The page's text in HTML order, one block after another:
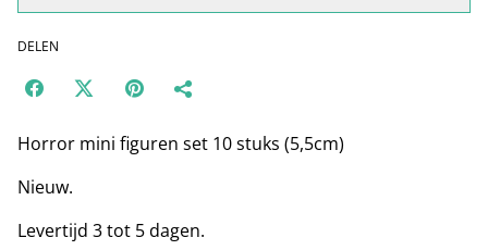
DELEN
Horror mini figuren set 10 stuks (5,5cm)
Nieuw.
Levertijd 3 tot 5 dagen.